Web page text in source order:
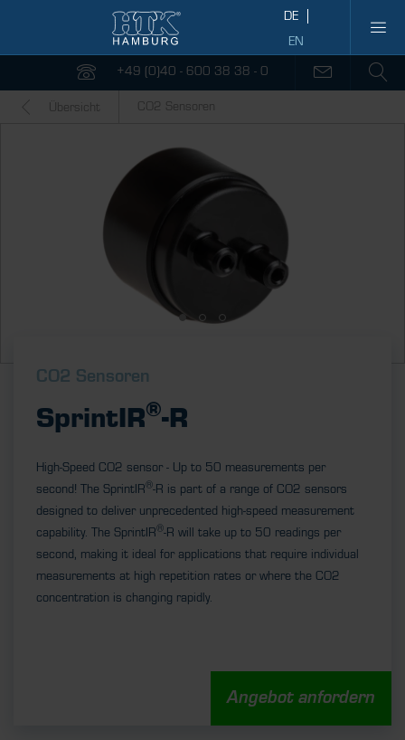
+49 (0)40 - 600 38 38 - 0
Übersicht CO2 Sensoren
CO2 Sensoren
SprintIR®-R
High-Speed CO2 sensor - Up to 50 measurements per
second! The SprintIR®-R is part of a range of CO2 sensors
designed to deliver unprecedented high-speed measurement
capability. The SprintIR®-R will take up to 50 readings per
second, making it ideal for applications that require individual
measurements at high repetition rates or where the CO2
concentration is changing rapidly.
Angebot anfordern